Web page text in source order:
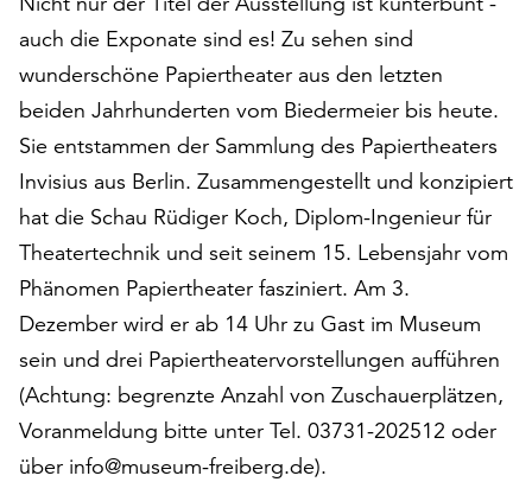
„Alle
akzeptieren“,
um
alle
Cookies
zu
akzeptieren.
Sie
Ihr
Einverständnis
jederzeit
ändern
und
widerrufen.
Dafür
auch die Exponate sind es! Zu sehen sind
wunderschöne Papiertheater aus den letzten
beiden Jahrhunderten vom Biedermeier bis heute.
Sie entstammen der Sammlung des Papiertheaters
Invisius aus Berlin. Zusammengestellt und konzipiert
hat die Schau Rüdiger Koch, Diplom-Ingenieur für
Theatertechnik und seit seinem 15. Lebensjahr vom
Phänomen Papiertheater fasziniert. Am 3.
Dezember wird er ab 14 Uhr zu Gast im Museum
sein und drei Papiertheatervorstellungen aufführen
(Achtung: begrenzte Anzahl von Zuschauerplätzen,
Voranmeldung bitte unter Tel. 03731-202512 oder
über info@museum-freiberg.de).